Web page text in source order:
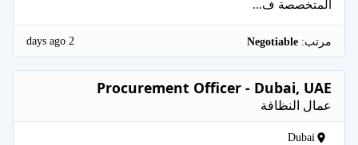
المتخصصة ف...
مرتب: 2 days ago
Procurement Officer - Dubai, UAE
عمال النظافة
Dubai